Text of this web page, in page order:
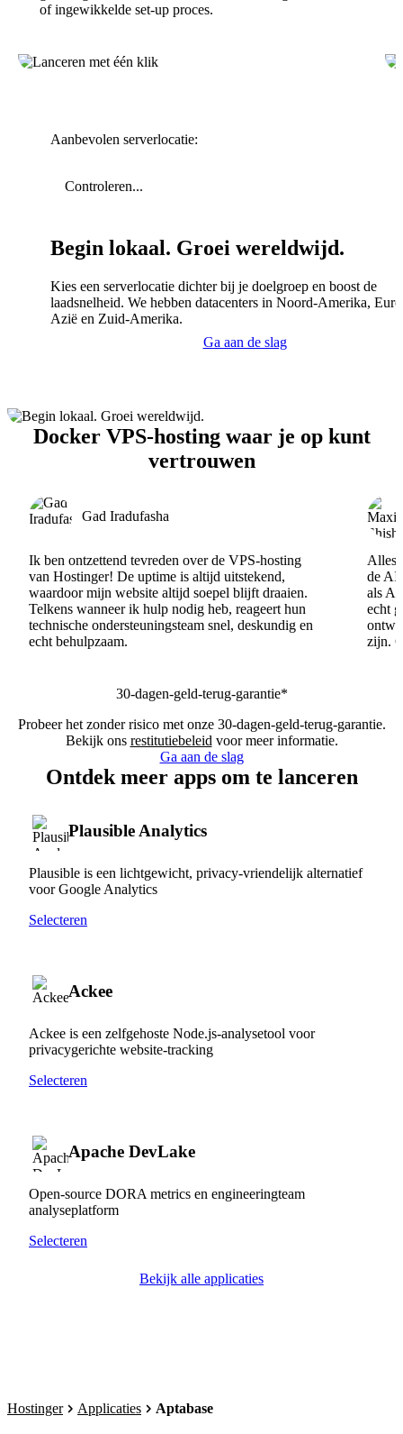
of ingewikkelde set-up proces.
Aanbevolen serverlocatie:
Controleren...
Begin lokaal. Groei wereldwijd.
Kies een serverlocatie dichter bij je doelgroep en boost de
laadsnelheid. We hebben datacenters in Noord-Amerika,
Azië en Zuid-Amerika.
Ga aan de slag
Docker VPS-hosting waar je op kunt
vertrouwen
Gad Iradufasha
Ik ben ontzettend tevreden over de VPS-hosting
van Hostinger! De uptime is altijd uitstekend,
waardoor mijn website altijd soepel blijft draaien.
Telkens wanneer ik hulp nodig heb, reageert hun
technische ondersteuningsteam snel, deskundig en
echt behulpzaam.
Alles
de
als AI
echt
zijn.
30-dagen-geld-terug-garantie*
Probeer het zonder risico met onze 30-dagen-geld-terug-garantie.
Bekijk ons restitutiebeleid voor meer informatie.
Ga aan de slag
Ontdek meer apps om te lanceren
Plausible Analytics
Plausible is een lichtgewicht, privacy-vriendelijk alternatief
voor Google Analytics
Selecteren
Ackee
Ackee is een zelfgehoste Node.js-analysetool voor
privacygerichte website-tracking
Selecteren
Apache DevLake
Open-source DORA metrics en engineeringteam
analyseplatform
Selecteren
Bekijk alle applicaties
Hostinger Applicaties Aptabase